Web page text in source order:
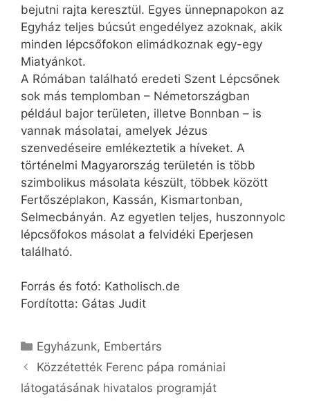
bejutni rajta keresztül. Egyes ünnepnapokon az
Egyház teljes búcsút engedélyez azoknak, akik
minden lépcsőfokon elimádkoznak egy-egy
Miatyánkot.
A Rómában található eredeti Szent Lépcsőnek
sok más templomban – Németországban
például bajor területen, illetve Bonnban – is
vannak másolatai, amelyek Jézus
szenvedéseire emlékeztetik a híveket. A
történelmi Magyarország területén is több
szimbolikus másolata készült, többek között
Fertőszéplakon, Kassán, Kismartonban,
Selmecbányán. Az egyetlen teljes, huszonnyolc
lépcsőfokos másolat a felvidéki Eperjesen
található.
Forrás és fotó: Katholisch.de
Fordította: Gátas Judit
Kategória
Egyházunk, Embertárs
Közzétették Ferenc pápa romániai
látogatásának hivatalos programját